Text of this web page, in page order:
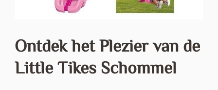
Ontdek het Plezier van de
Little Tikes Schommel